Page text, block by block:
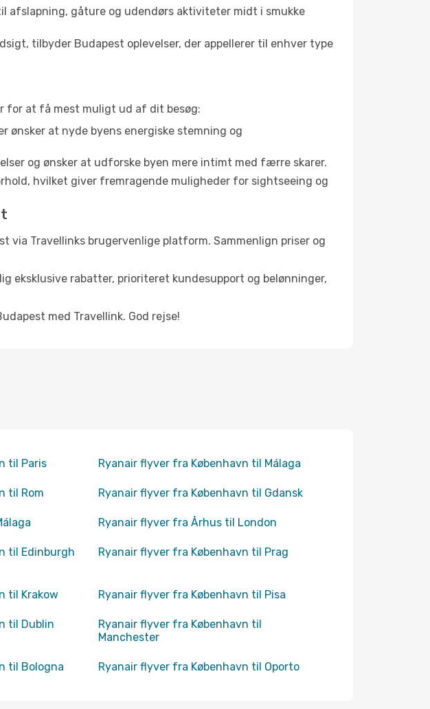
afslapning, gåture og udendørs aktiviteter midt i smukke
tilbyder Budapest oplevelser, der appellerer til enhver type
for at få mest muligt ud af dit besøg:
ønsker at nyde byens energiske stemning og
og ønsker at udforske byen mere intimt med færre skarer.
hvilket giver fremragende muligheder for sightseeing og
via Travellinks brugervenlige platform. Sammenlign priser og
eksklusive rabatter, prioriteret kundesupport og belønninger,
med Travellink. God rejse!
til Paris Ryanair flyver fra København til Málaga
til Rom Ryanair flyver fra København til Gdansk
Ryanair flyver fra Århus til London
til Edinburgh Ryanair flyver fra København til Prag
til Krakow Ryanair flyver fra København til Pisa
til Dublin
Ryanair flyver fra København til
Manchester
til Bologna Ryanair flyver fra København til Oporto